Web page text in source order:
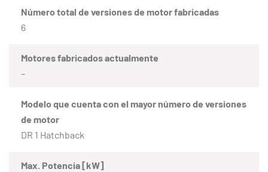
Número total de versiones de motor fabricadas
6
Motores fabricados actualmente
–
Modelo que cuenta con el mayor número de versiones
de motor
DR 1 Hatchback
Max. Potencia [kW]